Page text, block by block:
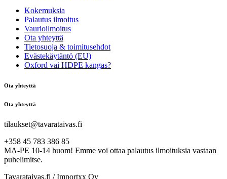
Kokemuksia
Palautus ilmoitus
Vaurioilmoitus
Ota yhteyttä
Tietosuoja & toimitusehdot
Evästekäytäntö (EU)
Oxford vai HDPE kangas?
Ota yhteyttä
Ota yhteyttä
tilaukset@tavarataivas.fi
+358 45 783 386 85
MA-PE 10-14 huom! Emme voi ottaa palautus ilmoituksia vastaan
puhelimitse.
Tavarataivas.fi / Importxx Oy